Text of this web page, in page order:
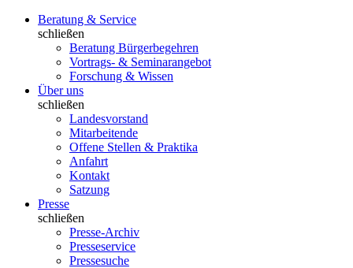
Beratung & Service
schließen
Beratung Bürgerbegehren
Vortrags- & Seminarangebot
Forschung & Wissen
Über uns
schließen
Landesvorstand
Mitarbeitende
Offene Stellen & Praktika
Anfahrt
Kontakt
Satzung
Presse
schließen
Presse-Archiv
Presseservice
Pressesuche